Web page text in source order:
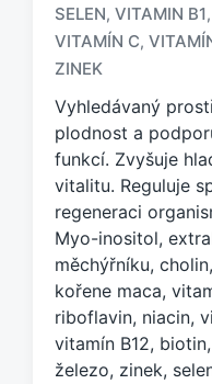
z
n
č
e
n
o
t
a
g
e
m
:
SELEN, VITAMIN B1,
VITAMÍN C,
ZINEK
Vyhledávaný
plodnost a
funkcí. Zvyšuje
vitalitu. Reguluje
regeneraci
Myo-inositol,
měchýřníku,
kořene maca,
riboflavin, niacin,
vitamín B12,
železo, zinek,